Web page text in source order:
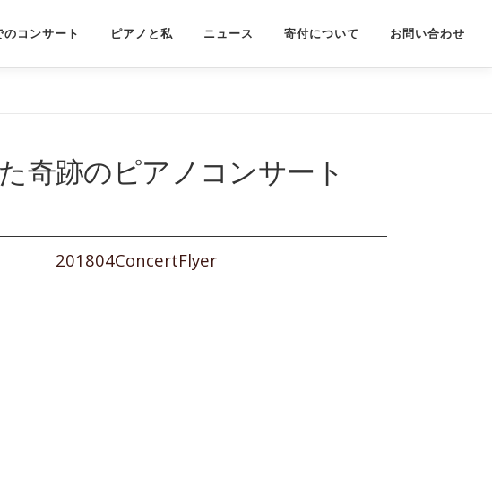
のコンサート ピアノと私 ニュース 寄付について お問い合わせ
奇跡のピアノコンサート
201804ConcertFlyer